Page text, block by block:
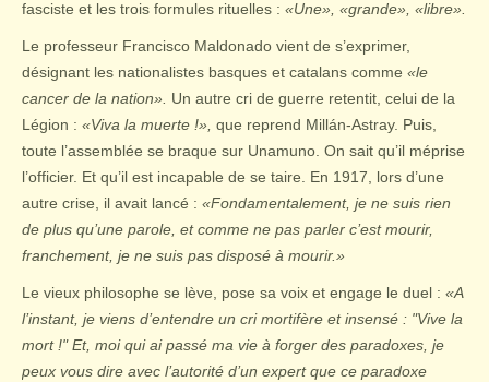
fasciste et les trois formules rituelles : «Une», «grande», «libre».
Le professeur Francisco Maldonado vient de s’exprimer,
désignant les nationalistes basques et catalans comme «le
cancer de la nation». Un autre cri de guerre retentit, celui de la
Légion : «Viva la muerte !», que reprend Millán-Astray. Puis,
toute l’assemblée se braque sur Unamuno. On sait qu’il méprise
l’officier. Et qu’il est incapable de se taire. En 1917, lors d’une
autre crise, il avait lancé : «Fondamentalement, je ne suis rien
de plus qu’une parole, et comme ne pas parler c’est mourir,
franchement, je ne suis pas disposé à mourir.»
Le vieux philosophe se lève, pose sa voix et engage le duel : «A
l’instant, je viens d’entendre un cri mortifère et insensé : "Vive la
mort !" Et, moi qui ai passé ma vie à forger des paradoxes, je
peux vous dire avec l’autorité d’un expert que ce paradoxe